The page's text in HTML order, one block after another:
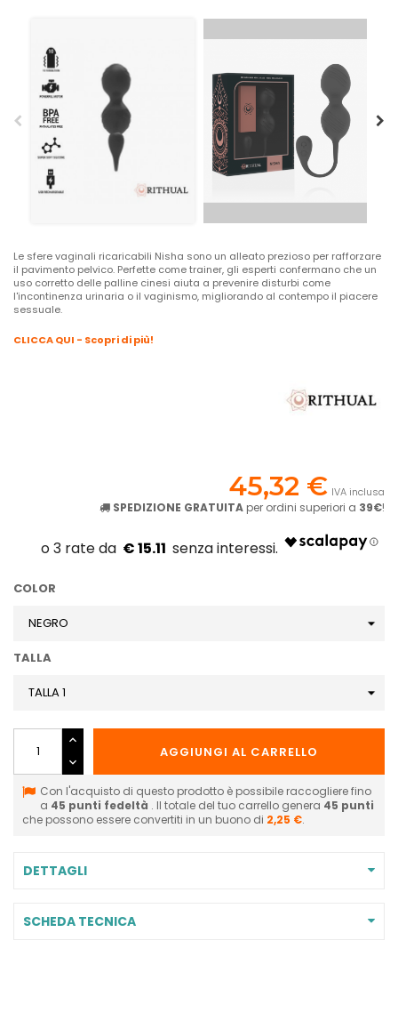
Le sfere vaginali ricaricabili Nisha sono un alleato prezioso per rafforzare
il pavimento pelvico. Perfette come trainer, gli esperti confermano che un
uso corretto delle palline cinesi aiuta a prevenire disturbi come
l'incontinenza urinaria o il vaginismo, migliorando al contempo il piacere
sessuale.
CLICCA QUI - Scopri di più!
45,32 € IVA inclusa
SPEDIZIONE GRATUITA per ordini superiori a 39€!
€ 15.11
COLOR
TALLA
AGGIUNGI AL CARRELLO
Con l'acquisto di questo prodotto è possibile raccogliere fino
a 45 punti fedeltà . Il totale del tuo carrello genera 45 punti
che possono essere convertiti in un buono di 2,25 €.
DETTAGLI
SCHEDA TECNICA